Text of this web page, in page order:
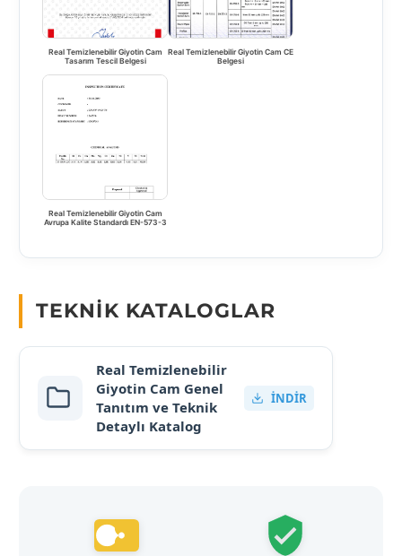
Real Temizlenebilir Giyotin Cam
Tasarım Tescil Belgesi
Real Temizlenebilir Giyotin Cam CE
Belgesi
Real Temizlenebilir Giyotin Cam
Avrupa Kalite Standardı EN-573-3
TEKNIK KATALOGLAR
Real Temizlenebilir
Giyotin Cam Genel
Tanıtım ve Teknik
Detaylı Katalog
İNDIR